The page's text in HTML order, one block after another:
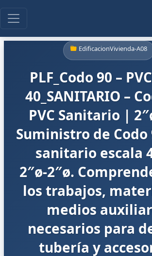
EdificacionVivienda-A08
PLF_Codo 90 –
40_SANITARIO –
PVC Sanitario |
Suministro de Codo
sanitario escala
2″ø-2″ø.
los trabajos,
medios
necesarios para
tubería y